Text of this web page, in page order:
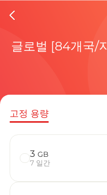
현재
글로벌 [84개국/
고정 용량
3 GB
7 일간